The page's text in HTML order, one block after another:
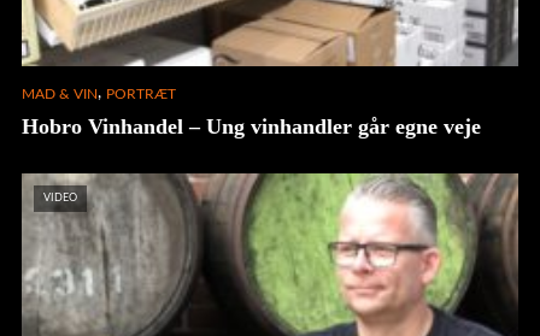
MAD & VIN, PORTRÆT
Hobro Vinhandel – Ung vinhandler går egne veje
VIDEO